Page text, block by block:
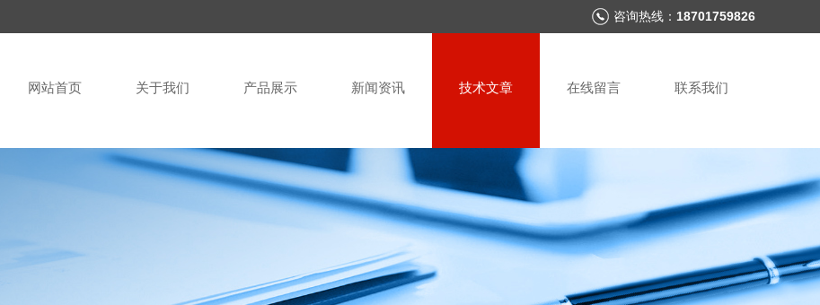
咨询热线： 18701759826
网站首页 关于我们 产品展示 新闻资讯 技术文章 在线留言 联系我们